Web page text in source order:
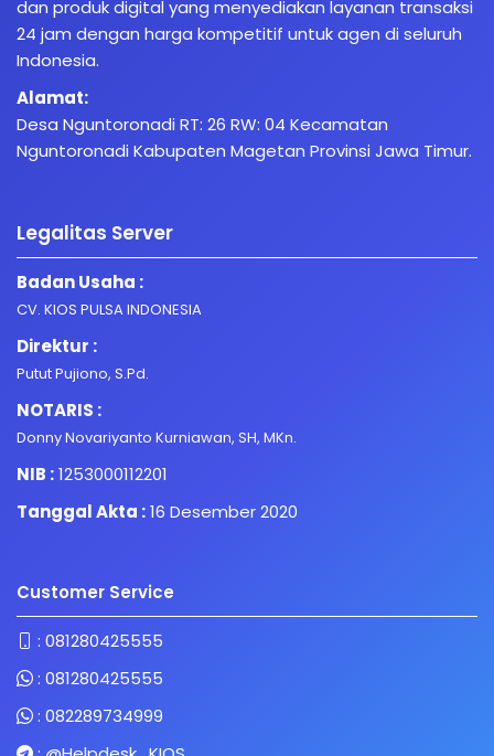
dan produk digital yang menyediakan layanan transaksi
24 jam dengan harga kompetitif untuk agen di seluruh
Indonesia.
Alamat:
Desa Nguntoronadi RT: 26 RW: 04 Kecamatan
Nguntoronadi Kabupaten Magetan Provinsi Jawa Timur.
Legalitas Server
Badan Usaha :
CV. KIOS PULSA INDONESIA
Direktur :
Putut Pujiono, S.Pd.
NOTARIS :
Donny Novariyanto Kurniawan, SH, MKn.
NIB :1253000112201
Tanggal Akta :16 Desember 2020
Customer Service
: 081280425555
: 081280425555
: 082289734999